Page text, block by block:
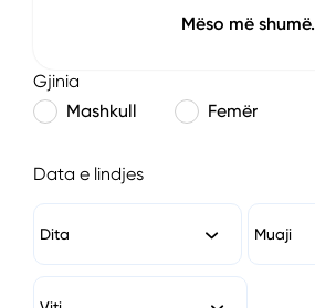
Gjinia
Mashkull
Femër
Data e lindjes
Dita Muaji
Mëso më shumë.